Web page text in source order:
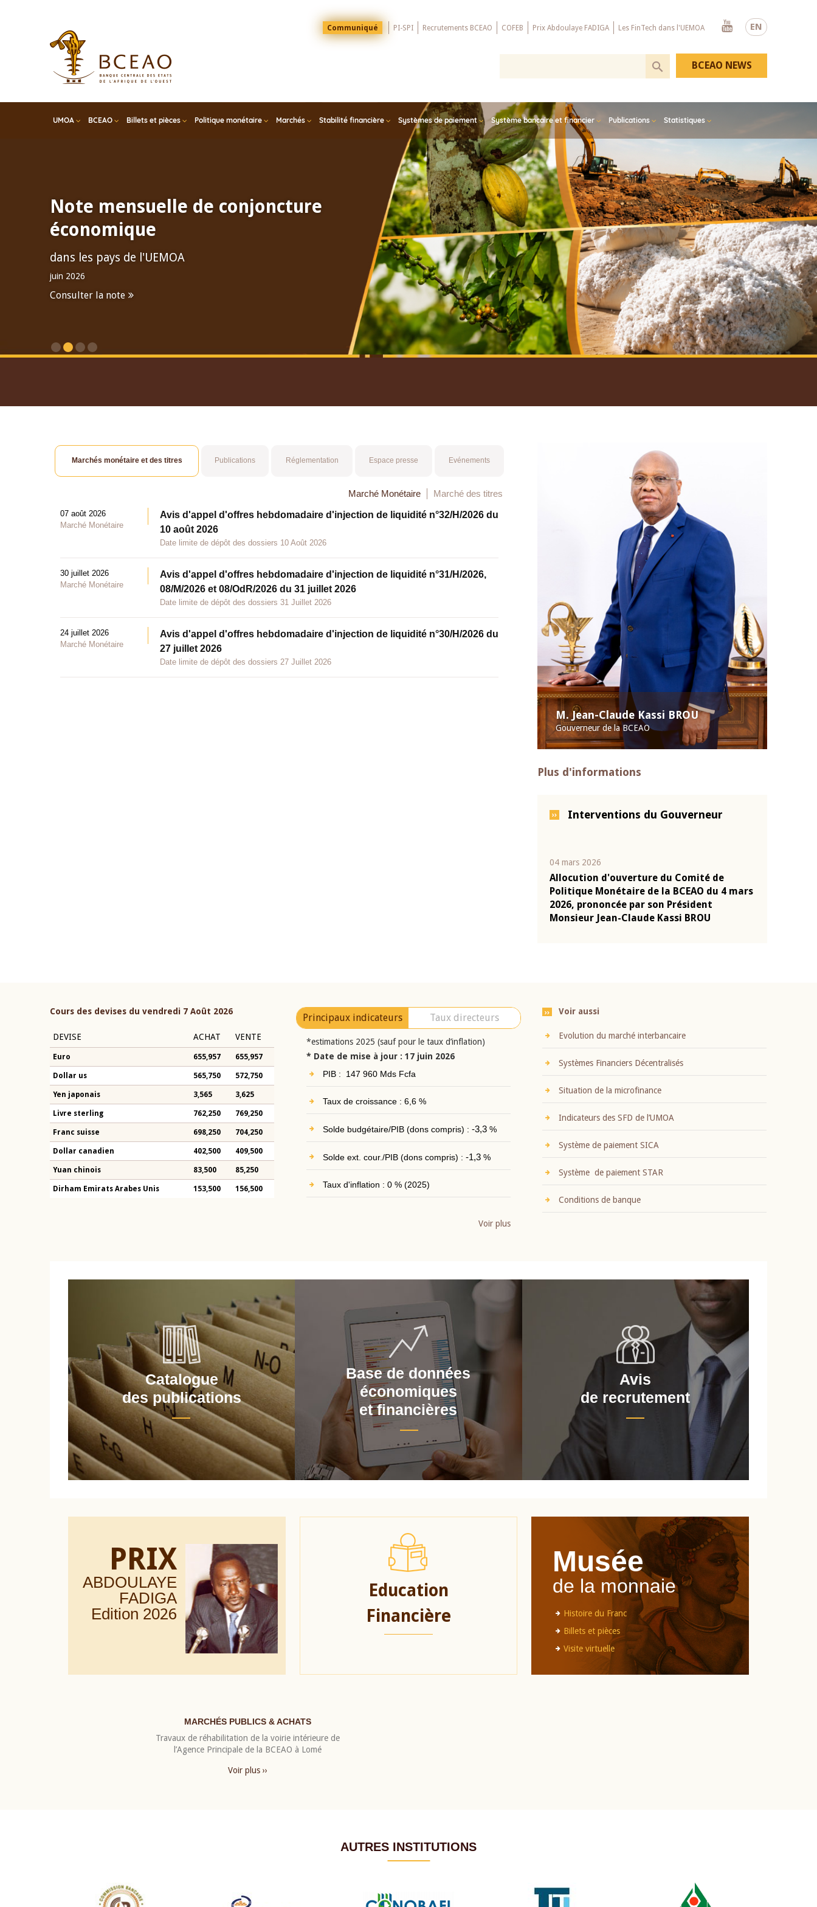
EN
Menu
Top
Communiqué PI-SPI Recrutements BCEAO COFEB Prix Abdoulaye FADIGA Les FinTech dans l'UEMOA
Youtube
UMOA BCEAO Billets et pièces Politique monétaire Marchés Stabilité financière Systèmes de paiement Système bancaire et financier Publications Statistiques
BCEAO NEWS
Note mensuelle de conjoncture
économique
dans les pays de l'UEMOA
juin 2026
Consulter la note
M. Jean-Claude Kassi BROU
Gouverneur de la BCEAO
Plus d'informations
Interventions du Gouverneur
04 mars 2026
Allocution d'ouverture du Comité de
Politique Monétaire de la BCEAO du 4 mars
2026, prononcée par son Président
Monsieur Jean-Claude Kassi BROU
Marchés monétaire et des titres Publications Réglementation Espace presse Evénements
Marché Monétaire Marché des titres
07 août 2026
Marché Monétaire
Avis d'appel d'offres hebdomadaire d'injection de liquidité n°32/H/2026 du
10 août 2026
Date limite de dépôt des dossiers 10 Août 2026
30 juillet 2026
Marché Monétaire
Avis d'appel d'offres hebdomadaire d'injection de liquidité n°31/H/2026,
08/M/2026 et 08/OdR/2026 du 31 juillet 2026
Date limite de dépôt des dossiers 31 Juillet 2026
24 juillet 2026
Marché Monétaire
Avis d'appel d'offres hebdomadaire d'injection de liquidité n°30/H/2026 du
27 juillet 2026
Date limite de dépôt des dossiers 27 Juillet 2026
Cours des devises du vendredi 7 Août 2026
DEVISE ACHAT VENTE
Euro 655,957 655,957
Dollar us 565,750 572,750
Yen japonais 3,565 3,625
Livre sterling 762,250 769,250
Franc suisse 698,250 704,250
Dollar canadien 402,500 409,500
Yuan chinois 83,500 85,250
Dirham Emirats Arabes Unis 153,500 156,500
Principaux indicateurs Taux directeurs
*estimations 2025 (sauf pour le taux d’inflation)
* Date de mise à jour : 17 juin 2026
PIB : 147 960 Mds Fcfa
Taux de croissance : 6,6 %
Solde budgétaire/PIB (dons compris) : -3,3%
Solde ext. cour./PIB (dons compris) : -1,3%
Taux d'inflation : 0 % (2025)
Voir plus
Voir aussi
Evolution du marché interbancaire
Systèmes Financiers Décentralisés
Situation de la microfinance
Indicateurs des SFD de l’UMOA
Système de paiement SICA
Système de paiement STAR
Conditions de banque
Catalogue
des publications
Base de données
économiques
et financières
Avis
de recrutement
PRIX
ABDOULAYE
FADIGA
Edition 2026
Education
Financière
Musée
de la monnaie
Histoire du Franc
Billets et pièces
Visite virtuelle
MARCHÉS PUBLICS & ACHATS
Travaux de réhabilitation de la voirie intérieure de
l’Agence Principale de la BCEAO à Lomé
Voir plus ››
AUTRES INSTITUTIONS